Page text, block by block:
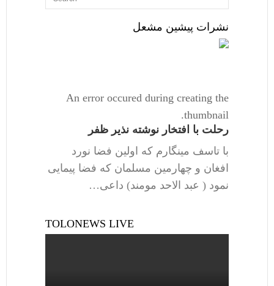
نشرات پیشین مشعل
An error occured during creating the
thumbnail.
رحلت با افتخار نوشته نذیر ظفر
با تاسف مینگارم که اولین فضا نورد
افغان و چهارمین مسلمان که فضا پیمایی
نمود ( عبد الاحد مومند) داعی…
TOLONEWS LIVE